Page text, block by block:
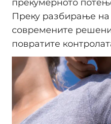
прекумерното
Преку разбирање
современите
повратите